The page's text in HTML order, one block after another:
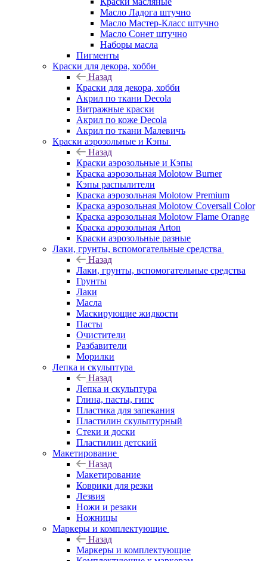
Масло Ладога штучно
Масло Мастер-Класс штучно
Масло Сонет штучно
Наборы масла
Пигменты
Краски для декора, хобби
Назад
Краски для декора, хобби
Акрил по ткани Decola
Витражные краски
Акрил по коже Decola
Акрил по ткани Малевичъ
Краски аэрозольные и Кэпы
Назад
Краски аэрозольные и Кэпы
Краска аэрозольная Molotow Burner
Кэпы распылители
Краска аэрозольная Molotow Premium
Краска аэрозольная Molotow Coversall Color
Краска аэрозольная Molotow Flame Orange
Краска аэрозольная Arton
Краски аэрозольные разные
Лаки, грунты, вспомогательные средства
Назад
Лаки, грунты, вспомогательные средства
Грунты
Лаки
Масла
Маскирующие жидкости
Пасты
Очистители
Разбавители
Морилки
Лепка и скульптура
Назад
Лепка и скульптура
Глина, пасты, гипс
Пластика для запекания
Пластилин скульптурный
Стеки и доски
Пластилин детский
Макетирование
Назад
Макетирование
Коврики для резки
Лезвия
Ножи и резаки
Ножницы
Маркеры и комплектующие
Назад
Маркеры и комплектующие